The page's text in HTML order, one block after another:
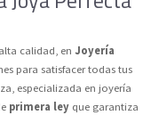
calidad, en Joyería
para satisfacer todas tus
especializada en joyería
primera ley que garantiza